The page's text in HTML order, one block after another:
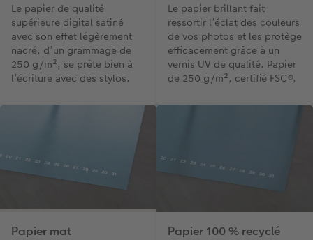
Le papier de qualité
supérieure digital satiné
avec son effet légèrement
nacré, d’un grammage de
250 g/m², se prête bien à
l’écriture avec des stylos.
Le papier brillant fait
ressortir l’éclat des couleurs
de vos photos et les protège
efficacement grâce à un
vernis UV de qualité. Papier
de 250 g/m², certifié FSC®.
Papier mat Papier 100 % recyclé